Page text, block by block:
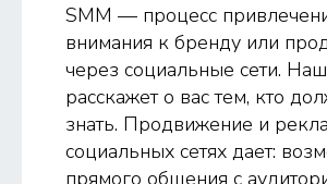
SMM — процесс
внимания к бренду или
через социальные сети.
расскажет о вас тем, кто
знать. Продвижение и
социальных сетях дает:
прямого общения с